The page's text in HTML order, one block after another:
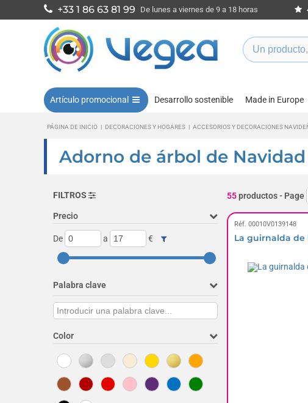
+33 1 86 63 81 99 De lunes a viernes de 9 a 18 horas
Artículo promocional Desarrollo sostenible Made in Europe
PÁGINA DE INICIO | DECORACIONES Y HOGARES | ACCESORIOS Y DECORACIONES
Adorno de árbol de
FILTROS
Precio
De a €
Palabra clave
Color
55productos- Page
Réf. 00010V0139148
La guirnalda de